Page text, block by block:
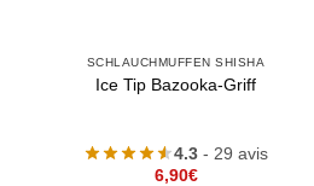
SCHLAUCHMUFFEN SHISHA
Ice Tip Bazooka-Griff
4.3 - 29 avis
6,90€